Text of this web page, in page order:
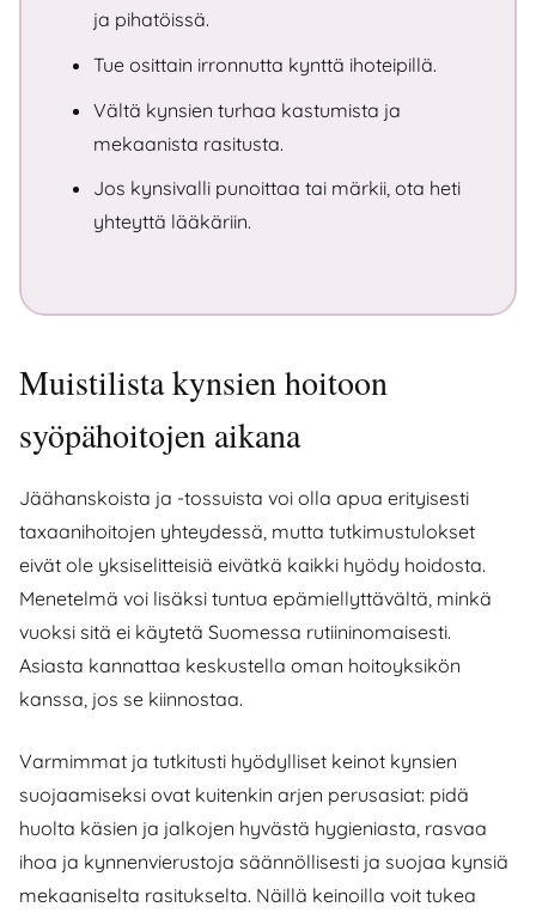
ja pihatöissä.
Tue osittain irronnutta kynttä ihoteipillä.
Vältä kynsien turhaa kastumista ja
mekaanista rasitusta.
Jos kynsivalli punoittaa tai märkii, ota heti
yhteyttä lääkäriin.
Muistilista kynsien hoitoon
syöpähoitojen aikana
Jäähanskoista ja -tossuista voi olla apua erityisesti
taxaanihoitojen yhteydessä, mutta tutkimustulokset
eivät ole yksiselitteisiä eivätkä kaikki hyödy hoidosta.
Menetelmä voi lisäksi tuntua epämiellyttävältä, minkä
vuoksi sitä ei käytetä Suomessa rutiininomaisesti.
Asiasta kannattaa keskustella oman hoitoyksikön
kanssa, jos se kiinnostaa.
Varmimmat ja tutkitusti hyödylliset keinot kynsien
suojaamiseksi ovat kuitenkin arjen perusasiat: pidä
huolta käsien ja jalkojen hyvästä hygieniasta, rasvaa
ihoa ja kynnenvierustoja säännöllisesti ja suojaa kynsiä
mekaaniselta rasitukselta. Näillä keinoilla voit tukea